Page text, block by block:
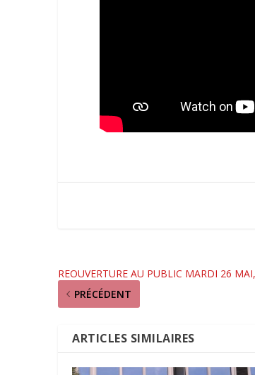
REOUVERTURE AU PUBLIC MARDI 26
PRÉCÉDENT
ARTICLES SIMILAIRES